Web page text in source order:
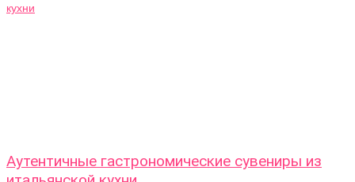
Аутентичные гастрономические сувениры из